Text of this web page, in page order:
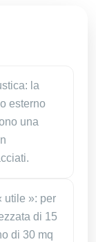
la
esterno
una
utile »: per
di 15
di 30 mq